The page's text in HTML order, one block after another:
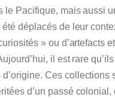
le Pacifique, mais aussi
déplacés de leur
» ou d’artefacts
il est rare
Ces
d’un passé